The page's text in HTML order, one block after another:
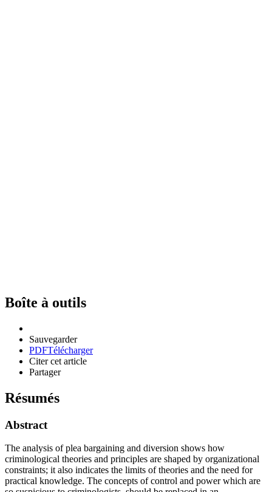
Boîte à outils
Sauvegarder
PDFTélécharger
Citer cet article
Partager
Résumés
Abstract
The analysis of plea bargaining and diversion shows how
criminological theories and principles are shaped by organizational
constraints; it also indicates the limits of theories and the need for
practical knowledge. The concepts of control and power which are